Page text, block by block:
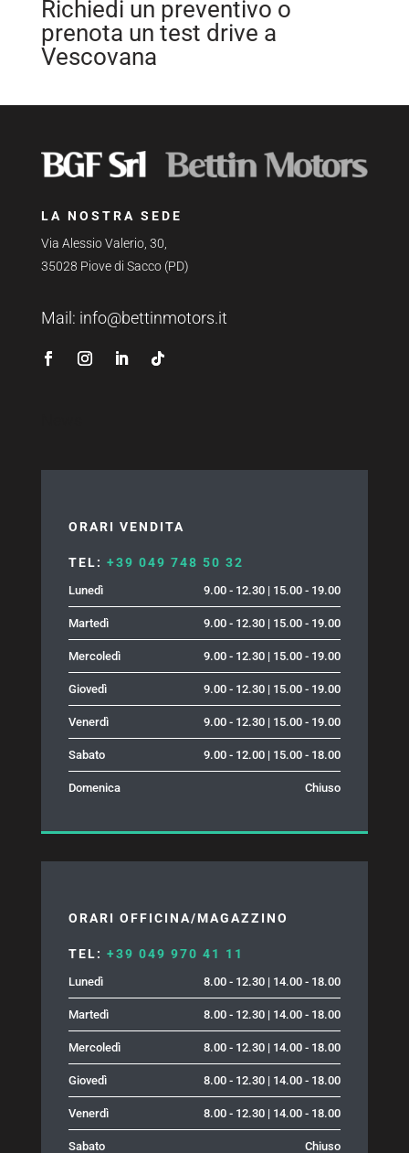
Richiedi un preventivo o
prenota un test drive a
Vescovana
LA NOSTRA SEDE
Via Alessio Valerio, 30,
35028 Piove di Sacco (PD)
Mail: info@bettinmotors.it
ORARI VENDITA
TEL: +39 049 748 50 32
Lunedì 9.00 - 12.30 | 15.00 - 19.00
Martedì 9.00 - 12.30 | 15.00 - 19.00
Mercoledì 9.00 - 12.30 | 15.00 - 19.00
Giovedì 9.00 - 12.30 | 15.00 - 19.00
Venerdì 9.00 - 12.30 | 15.00 - 19.00
Sabato 9.00 - 12.00 | 15.00 - 18.00
Domenica Chiuso
ORARI OFFICINA/MAGAZZINO
TEL: +39 049 970 41 11
Lunedì 8.00 - 12.30 | 14.00 - 18.00
Martedì 8.00 - 12.30 | 14.00 - 18.00
Mercoledì 8.00 - 12.30 | 14.00 - 18.00
Giovedì 8.00 - 12.30 | 14.00 - 18.00
Venerdì 8.00 - 12.30 | 14.00 - 18.00
Sabato Chiuso